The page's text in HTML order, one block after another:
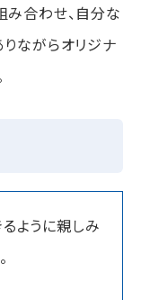
合わせ、自分な
りながらオリジナ
ように親しみ